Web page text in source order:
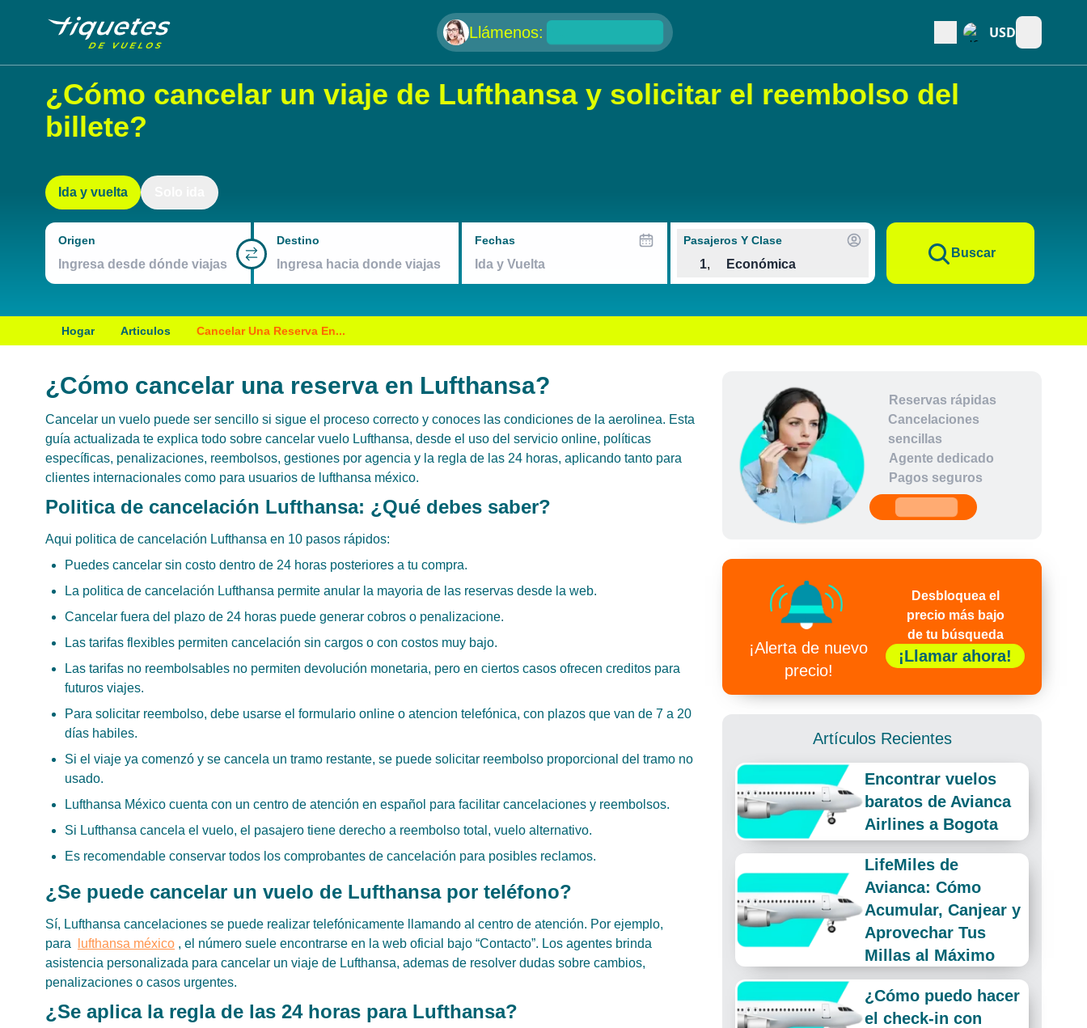
Llámenos: USD
¿Cómo cancelar un viaje de Lufthansa y solicitar el reembolso del
billete?
Ida y vuelta
Origen Destino Fechas Pasajeros Y Clase
1, Económica
Buscar
Hogar Articulos Cancelar Una Reserva En...
¿Cómo cancelar una reserva en Lufthansa?
Cancelar un vuelo puede ser sencillo si sigue el proceso correcto y conoces las condiciones de la aerolinea. Esta
guía actualizada te explica todo sobre cancelar vuelo Lufthansa, desde el uso del servicio online, políticas
específicas, penalizaciones, reembolsos, gestiones por agencia y la regla de las 24 horas, aplicando tanto para
clientes internacionales como para usuarios de lufthansa méxico.
Politica de cancelación Lufthansa: ¿Qué debes saber?
Aqui politica de cancelación Lufthansa en 10 pasos rápidos:
Puedes cancelar sin costo dentro de 24 horas posteriores a tu compra.
La politica de cancelación Lufthansa permite anular la mayoria de las reservas desde la web.
Cancelar fuera del plazo de 24 horas puede generar cobros o penalizacione.
Las tarifas flexibles permiten cancelación sin cargos o con costos muy bajo.
Las tarifas no reembolsables no permiten devolución monetaria, pero en ciertos casos ofrecen creditos para
futuros viajes.
Para solicitar reembolso, debe usarse el formulario online o atencion telefónica, con plazos que van de 7 a 20
días habiles.
Si el viaje ya comenzó y se cancela un tramo restante, se puede solicitar reembolso proporcional del tramo no
usado.
Lufthansa México cuenta con un centro de atención en español para facilitar cancelaciones y reembolsos.
Si Lufthansa cancela el vuelo, el pasajero tiene derecho a reembolso total, vuelo alternativo.
Es recomendable conservar todos los comprobantes de cancelación para posibles reclamos.
¿Se puede cancelar un vuelo de Lufthansa por teléfono?
Sí, Lufthansa cancelaciones se puede realizar telefónicamente llamando al centro de atención. Por ejemplo,
para
lufthansa méxico , el número suele encontrarse en la web oficial bajo “Contacto”. Los agentes brinda
asistencia personalizada para cancelar un viaje de Lufthansa, ademas de resolver dudas sobre cambios,
penalizaciones o casos urgentes.
¿Se aplica la regla de las 24 horas para Lufthansa?
Reservas rápidas
Cancelaciones
sencillas
Agente dedicado
Pagos seguros
¡Alerta de nuevo
precio!
Desbloquea el
precio más bajo
de tu búsqueda
¡Llamar ahora!
Artículos Recientes
Encontrar vuelos
baratos de Avianca
Airlines a Bogota
LifeMiles de
Avianca: Cómo
Acumular, Canjear y
Aprovechar Tus
Millas al Máximo
¿Cómo puedo hacer
el check-in con